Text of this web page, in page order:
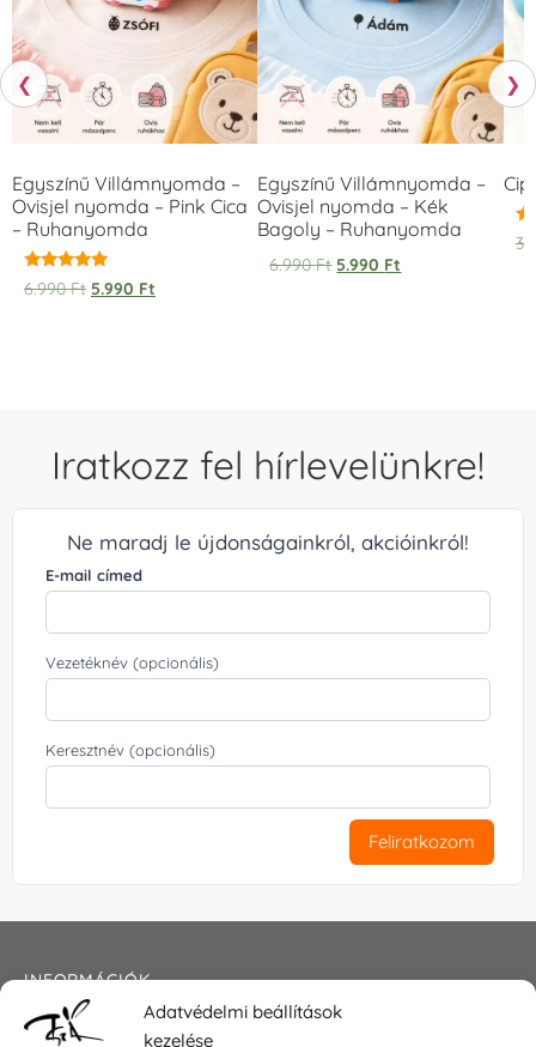
Adatvédelmi beállítások
kezelése
❮
Egyszínű Villámnyomda –
Ovisjel nyomda – Pink Cica
– Ruhanyomda
Értékelés:
5.00
6.990Ft 5.990 Ft
Egyszínű Villámnyomda –
Ovisjel nyomda – Kék
Bagoly – Ruhanyomda
6.990Ft 5.990 Ft
❯
Iratkozz fel hírlevelünkre!
Ne maradj le újdonságainkról, akcióinkról!
E-mail címed
Vezetéknév (opcionális)
Keresztnév (opcionális)
Feliratkozom
INFORMÁCIÓK
Általános szerződési feltételek